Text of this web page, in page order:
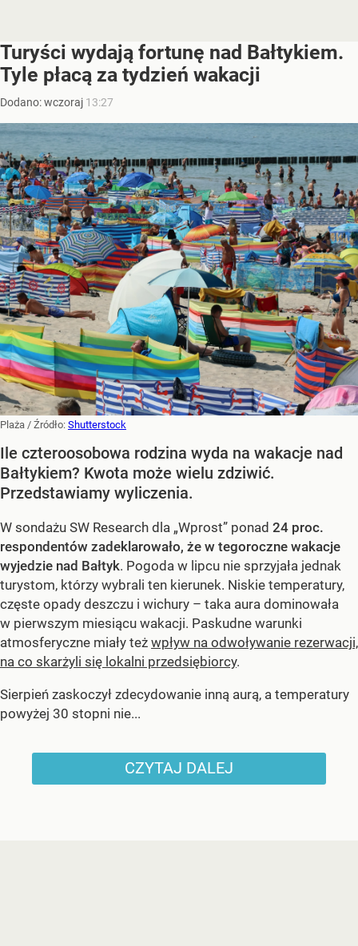
Turyści wydają fortunę nad Bałtykiem.
Tyle płacą za tydzień wakacji
Dodano:wczoraj 13:27
Plaża / Źródło: Shutterstock
Ile czteroosobowa rodzina wyda na wakacje nad
Bałtykiem? Kwota może wielu zdziwić.
Przedstawiamy wyliczenia.
W sondażu SW Research dla „Wprost” ponad 24 proc.
respondentów zadeklarowało, że w tegoroczne wakacje
wyjedzie nad Bałtyk. Pogoda w lipcu nie sprzyjała jednak
turystom, którzy wybrali ten kierunek. Niskie temperatury,
częste opady deszczu i wichury – taka aura dominowała
w pierwszym miesiącu wakacji. Paskudne warunki
atmosferyczne miały też wpływ na odwoływanie rezerwacji,
na co skarżyli się lokalni przedsiębiorcy.
Sierpień zaskoczył zdecydowanie inną aurą, a temperatury
powyżej 30 stopni nie...
CZYTAJ DALEJ